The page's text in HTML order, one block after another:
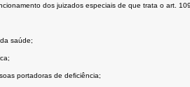
dos juizados especiais de que trata o art.
saúde;
portadoras de deﬁciência;